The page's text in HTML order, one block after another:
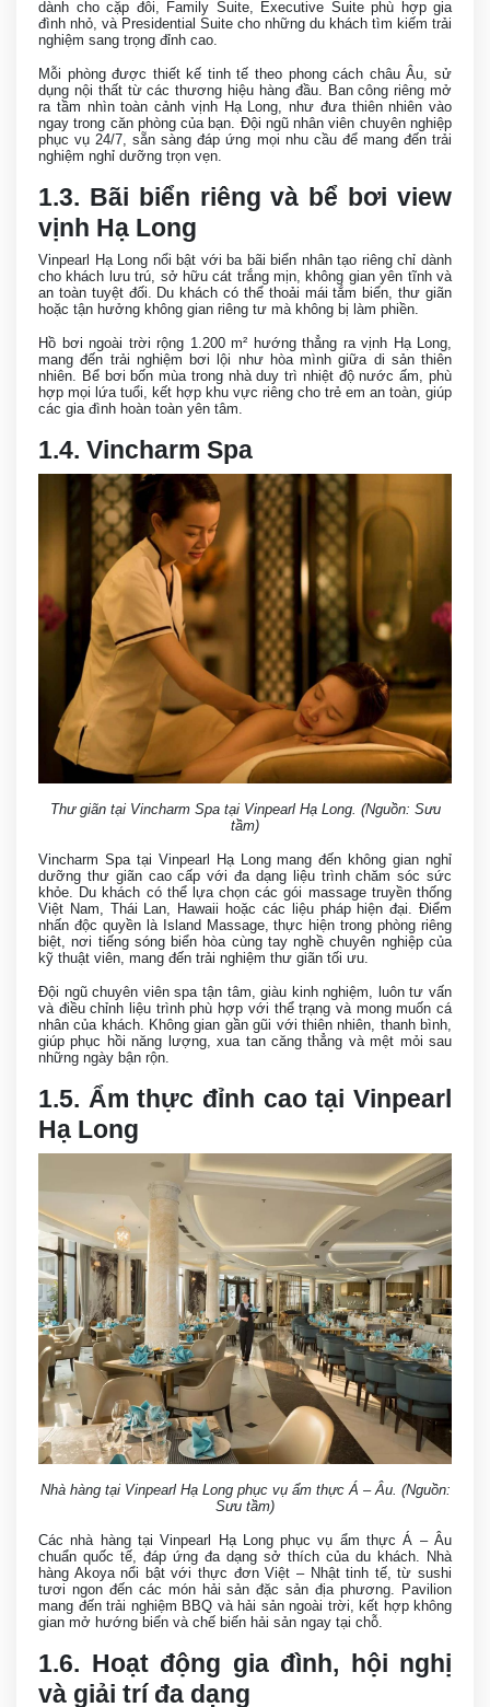
dành cho cặp đôi, Family Suite, Executive Suite phù hợp gia
đình nhỏ, và Presidential Suite cho những du khách tìm kiếm trải
nghiệm sang trọng đỉnh cao.
Mỗi phòng được thiết kế tinh tế theo phong cách châu Âu, sử
dụng nội thất từ các thương hiệu hàng đầu. Ban công riêng mở
ra tầm nhìn toàn cảnh vịnh Hạ Long, như đưa thiên nhiên vào
ngay trong căn phòng của bạn. Đội ngũ nhân viên chuyên nghiệp
phục vụ 24/7, sẵn sàng đáp ứng mọi nhu cầu để mang đến trải
nghiệm nghỉ dưỡng trọn vẹn.
1.3. Bãi biển riêng và bể bơi view
vịnh Hạ Long
Vinpearl Hạ Long nổi bật với ba bãi biển nhân tạo riêng chỉ dành
cho khách lưu trú, sở hữu cát trắng mịn, không gian yên tĩnh và
an toàn tuyệt đối. Du khách có thể thoải mái tắm biển, thư giãn
hoặc tận hưởng không gian riêng tư mà không bị làm phiền.
Hồ bơi ngoài trời rộng 1.200 m² hướng thẳng ra vịnh Hạ Long,
mang đến trải nghiệm bơi lội như hòa mình giữa di sản thiên
nhiên. Bể bơi bốn mùa trong nhà duy trì nhiệt độ nước ấm, phù
hợp mọi lứa tuổi, kết hợp khu vực riêng cho trẻ em an toàn, giúp
các gia đình hoàn toàn yên tâm.
1.4. Vincharm Spa
Thư giãn tại Vincharm Spa tại Vinpearl Hạ Long. (Nguồn: Sưu
tầm)
Vincharm Spa tại Vinpearl Hạ Long mang đến không gian nghỉ
dưỡng thư giãn cao cấp với đa dạng liệu trình chăm sóc sức
khỏe. Du khách có thể lựa chọn các gói massage truyền thống
Việt Nam, Thái Lan, Hawaii hoặc các liệu pháp hiện đại. Điểm
nhấn độc quyền là Island Massage, thực hiện trong phòng riêng
biệt, nơi tiếng sóng biển hòa cùng tay nghề chuyên nghiệp của
kỹ thuật viên, mang đến trải nghiệm thư giãn tối ưu.
Đội ngũ chuyên viên spa tận tâm, giàu kinh nghiệm, luôn tư vấn
và điều chỉnh liệu trình phù hợp với thể trạng và mong muốn cá
nhân của khách. Không gian gần gũi với thiên nhiên, thanh bình,
giúp phục hồi năng lượng, xua tan căng thẳng và mệt mỏi sau
những ngày bận rộn.
1.5. Ẩm thực đỉnh cao tại Vinpearl
Hạ Long
Nhà hàng tại Vinpearl Hạ Long phục vụ ẩm thực Á – Âu. (Nguồn:
Sưu tầm)
Các nhà hàng tại Vinpearl Hạ Long phục vụ ẩm thực Á – Âu
chuẩn quốc tế, đáp ứng đa dạng sở thích của du khách. Nhà
hàng Akoya nổi bật với thực đơn Việt – Nhật tinh tế, từ sushi
tươi ngon đến các món hải sản đặc sản địa phương. Pavilion
mang đến trải nghiệm BBQ và hải sản ngoài trời, kết hợp không
gian mở hướng biển và chế biến hải sản ngay tại chỗ.
1.6. Hoạt động gia đình, hội nghị
và giải trí đa dạng